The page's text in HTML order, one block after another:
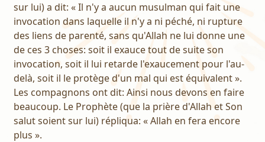
sur lui) a dit: « Il n'y a aucun musulman qui fait une
invocation dans laquelle il n'y a ni péché, ni rupture
des liens de parenté, sans qu'Allah ne lui donne une
de ces 3 choses: soit il exauce tout de suite son
invocation, soit il lui retarde l'exaucement pour l'au-
delà, soit il le protège d'un mal qui est équivalent ».
Les compagnons ont dit: Ainsi nous devons en faire
beaucoup. Le Prophète (que la prière d'Allah et Son
salut soient sur lui) répliqua: « Allah en fera encore
plus ».